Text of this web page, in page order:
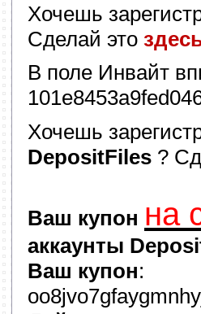
Хочешь
Сделай это
В поле Инвайт
Хочешь
DepositFiles ?
Ваш купон на
аккаунты
Ваш купон: